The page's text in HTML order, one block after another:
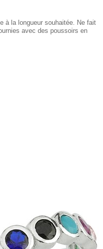
à la longueur souhaitée. Ne fait
avec des poussoirs en